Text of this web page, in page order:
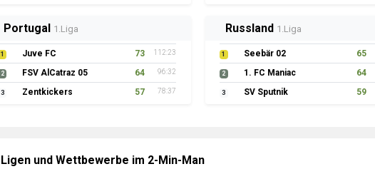
Portugal 1.Liga
1 Juve FC 73 112:23
2 FSV AlCatraz 05 64 96:32
3 Zentkickers 57 78:37
Russland 1.Liga
1 Seebär 02 65
2 1. FC Maniac 64
3 SV Sputnik 59
Ligen und Wettbewerbe im 2-Min-Man